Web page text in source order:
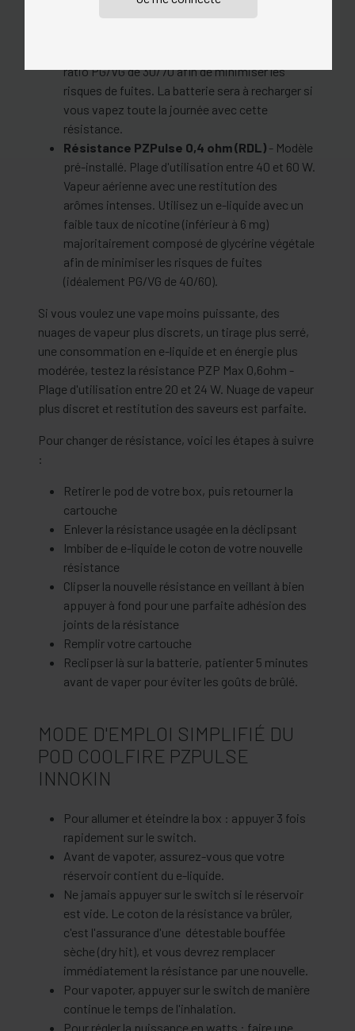
ratio PG/VG de 30/70 afin de minimiser les
risques de fuites. La batterie sera à recharger si
vous vapez toute la journée avec cette
résistance.
Résistance PZPulse 0,4 ohm (RDL) - Modèle
pré-installé. Plage d'utilisation entre 40 et 60 W.
Vapeur aérienne avec une restitution des
arômes intenses. Utilisez un e-liquide avec un
faible taux de nicotine (inférieur à 6 mg)
majoritairement composé de glycérine végétale
afin de minimiser les risques de fuites
(idéalement PG/VG de 40/60).
Si vous voulez une vape moins puissante, des
nuages de vapeur plus discrets, un tirage plus serré,
une consommation en e-liquide et en énergie plus
modérée, testez la résistance PZP Max 0,6ohm -
Plage d'utilisation entre 20 et 24 W. Nuage de vapeur
plus discret et restitution des saveurs est parfaite.
Pour changer de résistance, voici les étapes à suivre
:
Retirer le pod de votre box, puis retourner la
cartouche
Enlever la résistance usagée en la déclipsant
Imbiber de e-liquide le coton de votre nouvelle
résistance
Clipser la nouvelle résistance en veillant à bien
appuyer à fond pour une parfaite adhésion des
joints de la résistance
Remplir votre cartouche
Reclipser là sur la batterie, patienter 5 minutes
avant de vaper pour éviter les goûts de brûlé.
MODE D'EMPLOI SIMPLIFIÉ DU
POD COOLFIRE PZPULSE
INNOKIN
Pour allumer et éteindre la box : appuyer 3 fois
rapidement sur le switch.
Avant de vapoter, assurez-vous que votre
réservoir contient du e-liquide.
Ne jamais appuyer sur le switch si le réservoir
est vide. Le coton de la résistance va brûler,
c'est l'assurance d'une détestable bouffée
sèche (dry hit), et vous devrez remplacer
immédiatement la résistance par une nouvelle.
Pour vapoter, appuyer sur le switch de manière
continue le temps de l'inhalation.
Pour régler la puissance en watts : faire une